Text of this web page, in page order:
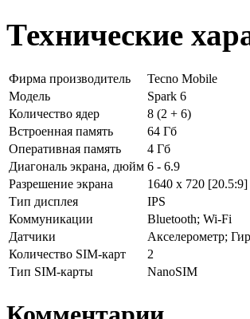
Технические
Фирма производитель
Tecno Mobile
Модель
Spark 6
Количество ядер
8 (2 + 6)
Встроенная память
64 Гб
Оперативная память
4 Гб
Диагональ экрана, дюйм 6 - 6.9
Разрешение экрана
1640 x 720 [20.5:9]
Тип дисплея
IPS
Коммуникации
Bluetooth; Wi-Fi
Датчики
Акселерометр;
Количество SIM-карт
2
Тип SIM-карты
NanoSIM